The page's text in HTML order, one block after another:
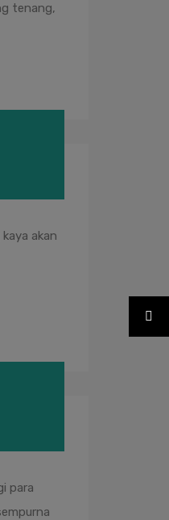
tenang,
akan
para